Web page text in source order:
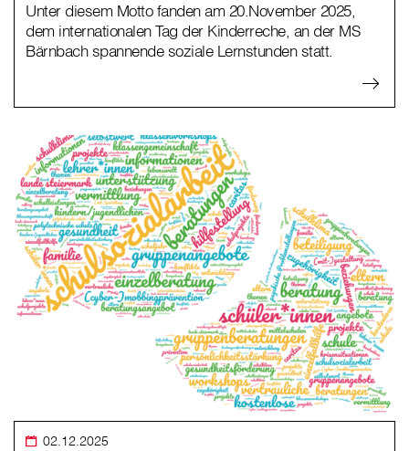
Unter diesem Motto fanden am 20.November 2025,
dem internationalen Tag der Kinderreche, an der MS
Bärnbach spannende soziale Lernstunden statt.
02.12.2025